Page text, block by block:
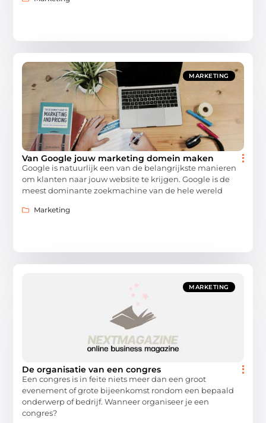
MARKETING
Van Google jouw marketing domein maken
Google is natuurlijk een van de belangrijkste manieren
om klanten naar jouw website te krijgen. Google is de
meest dominante zoekmachine van de hele wereld
Marketing
MARKETING
De organisatie van een congres
Een congres is in feite niets meer dan een groot
evenement of grote bijeenkomst rondom een bepaald
onderwerp of bedrijf. Wanneer organiseer je een
congres?